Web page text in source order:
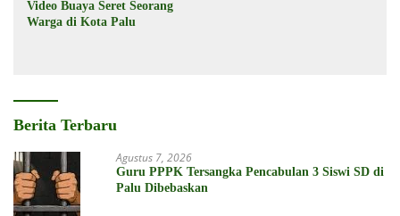
Video Buaya Seret Seorang
Warga di Kota Palu
Berita Terbaru
Agustus 7, 2026
Guru PPPK Tersangka Pencabulan 3 Siswi SD di
Palu Dibebaskan